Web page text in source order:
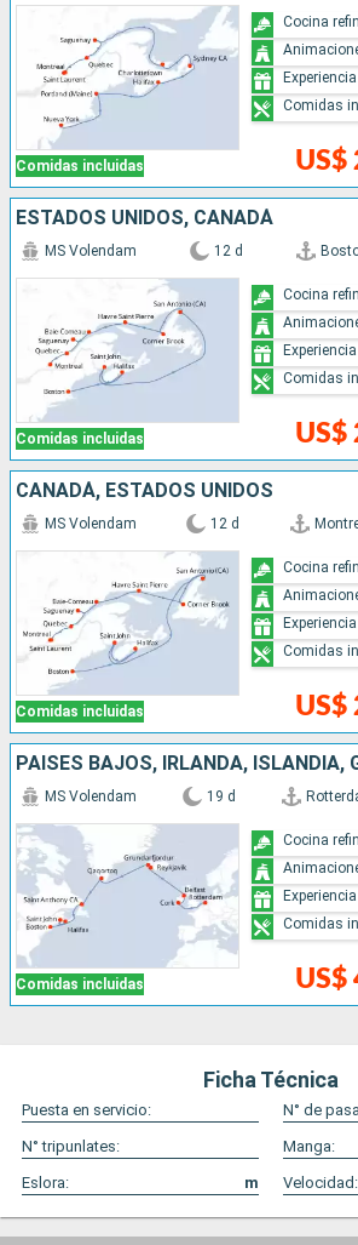
Comidas incluidas US$
Cocina
Comidas
ESTADOS UNIDOS, CANADÁ
Comidas incluidas
MS Volendam 12 d
US$
Cocina
Comidas
CANADÁ, ESTADOS UNIDOS
Comidas incluidas
MS Volendam 12 d
US$
Cocina
Comidas
Comidas incluidas
MS Volendam 19 d
US$
Cocina
Comidas
Ficha Técnica
Puesta en servicio:
N° de
N° tripunlates:
Manga:
Eslora:
m Velocidad: